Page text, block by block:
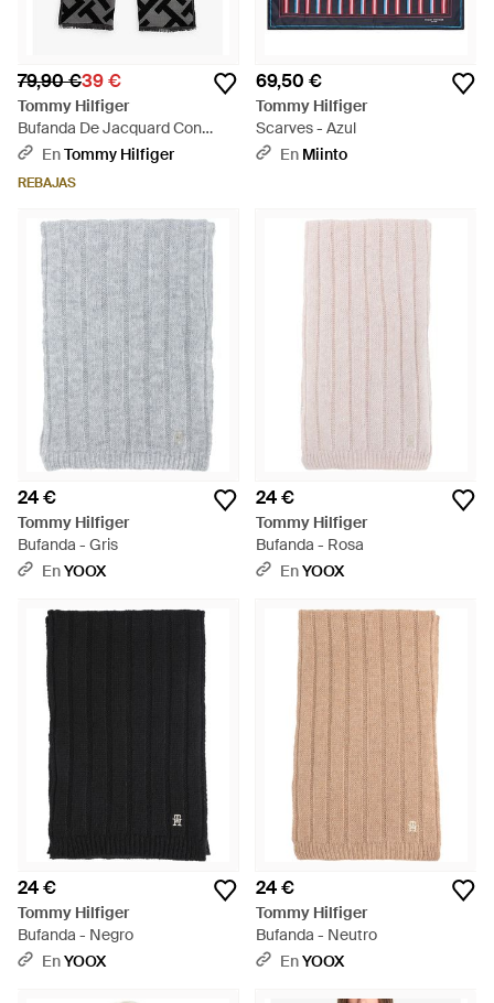
79,90 €39 €
Tommy Hilfiger
Bufanda De Jacquard Con
Monograma Th - Negro
EnTommy Hilfiger
REBAJAS
69,50 €
Tommy Hilfiger
Scarves - Azul
En Miinto
24 €
Tommy Hilfiger
Bufanda - Gris
EnYOOX
24 €
Tommy Hilfiger
Bufanda - Rosa
EnYOOX
24 €
Tommy Hilfiger
Bufanda - Negro
EnYOOX
24 €
Tommy Hilfiger
Bufanda - Neutro
EnYOOX